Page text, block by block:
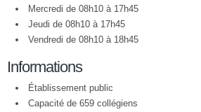
Mercredi de 08h10 à 17h45
Jeudi de 08h10 à 17h45
Vendredi de 08h10 à 18h45
Informations
Établissement public
Capacité de 659 collégiens